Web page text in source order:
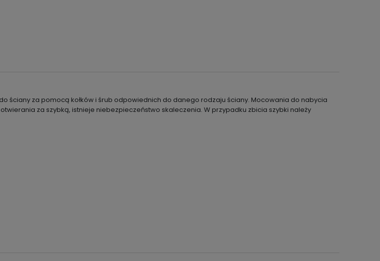
ściany za pomocą kołków i śrub odpowiednich do danego rodzaju ściany. Mocowania do nabycia
za szybką, istnieje niebezpieczeństwo skaleczenia. W przypadku zbicia szybki należy